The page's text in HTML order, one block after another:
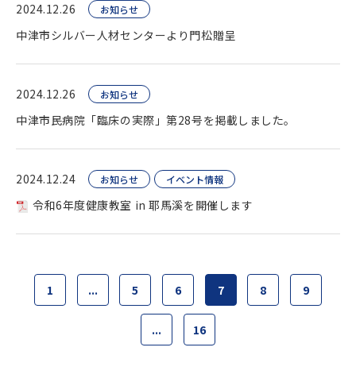
2024.12.26 お知らせ
中津市シルバー人材センターより門松贈呈
2024.12.26 お知らせ
中津市民病院「臨床の実際」第28号を掲載しました。
2024.12.24 お知らせ イベント情報
令和6年度健康教室 in 耶馬溪を開催します
1 ... 5 6 7 8 9
... 16